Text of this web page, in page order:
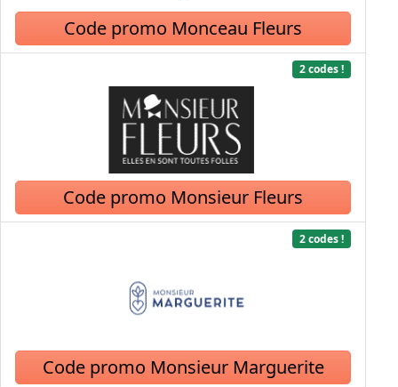
Code promo Monceau Fleurs
2 codes !
Code promo Monsieur Fleurs
2 codes !
Code promo Monsieur Marguerite